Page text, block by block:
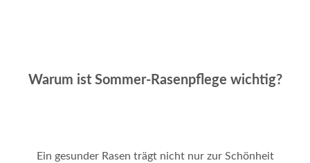
Warum ist Sommer-Rasenpflege wichtig?
Ein gesunder Rasen trägt nicht nur zur Schönheit